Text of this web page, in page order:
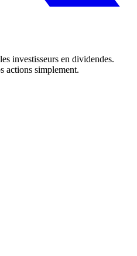
investisseurs en dividendes.
actions simplement.